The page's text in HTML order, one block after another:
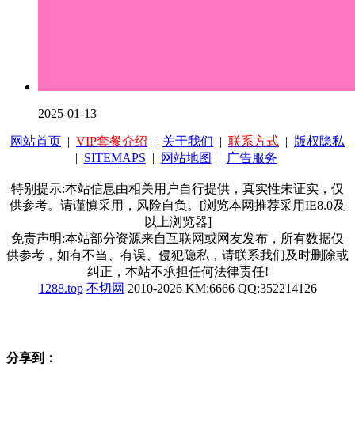
2025-01-13
网站首页 | VIP套餐介绍 | 关于我们 | 联系方式 | 版权隐私
| SITEMAPS | 网站地图 | 广告服务
特别提示:本站信息由相关用户自行提供，真实性未证实，仅
供参考。请谨慎采用，风险自负。[浏览本网推荐采用IE8.0及
以上浏览器]
免责声明:本站部分资源来自互联网或网友发布，所有数据仅
供参考，如有不当、有误、侵犯隐私，请联系我们及时删除或
纠正，本站不承担任何法律责任!
1288.top 不切网 2010-2026 KM:6666 QQ:352214126
分享到：